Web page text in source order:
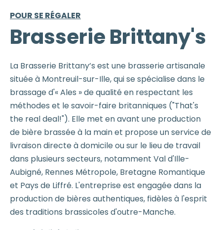
POUR SE RÉGALER
Brasserie Brittany's
La Brasserie Brittany’s est une brasserie artisanale
située à Montreuil-sur-Ille, qui se spécialise dans le
brassage d'« Ales » de qualité en respectant les
méthodes et le savoir-faire britanniques ("That's
the real deal!"). Elle met en avant une production
de bière brassée à la main et propose un service de
livraison directe à domicile ou sur le lieu de travail
dans plusieurs secteurs, notamment Val d'Ille-
Aubigné, Rennes Métropole, Bretagne Romantique
et Pays de Liffré. L'entreprise est engagée dans la
production de bières authentiques, fidèles à l'esprit
des traditions brassicoles d'outre-Manche.